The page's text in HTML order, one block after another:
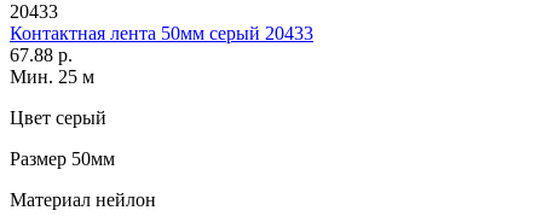
20433
Контактная лента 50мм серый 20433
67.88 р.
Мин. 25 м
Цвет серый
Размер 50мм
Материал нейлон